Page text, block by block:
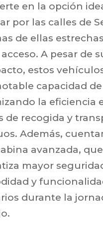
en la opción
por las calles de
de ellas
A pesar de
estos
capacidad
la eficiencia
de recogida y
Además,
avanzada, que
mayor
y
durante la